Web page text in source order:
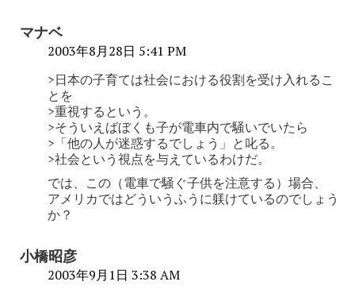
マナベ
2003年8月28日 5:41 PM
>日本の子育ては社会における役割を受け入れるこ
とを
>重視するという。
>そういえばぼくも子が電車内で騒いでいたら
>「他の人が迷惑するでしょう」と叱る。
>社会という視点を与えているわけだ。
では、この（電車で騒ぐ子供を注意する）場合、
アメリカではどういうふうに躾けているのでしょう
か？
小橋昭彦
2003年9月1日 3:38 AM